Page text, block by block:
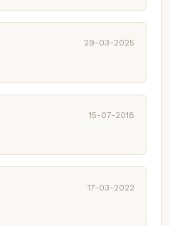
29-03-2025
15-07-2018
17-03-2022